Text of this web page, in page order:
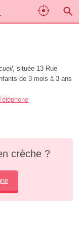
, située 13 Rue
de 3 mois à 3 ans
crèche ?